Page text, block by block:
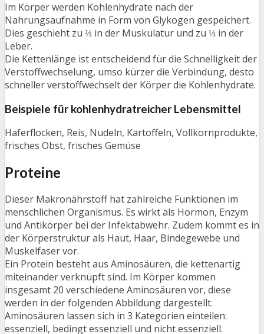
Im Körper werden Kohlenhydrate nach der
Nahrungsaufnahme in Form von Glykogen gespeichert.
Dies geschieht zu ⅔ in der Muskulatur und zu ⅓ in der
Leber.
Die Kettenlänge ist entscheidend für die Schnelligkeit der
Verstoffwechselung, umso kürzer die Verbindung, desto
schneller verstoffwechselt der Körper die Kohlenhydrate.
Beispiele für kohlenhydratreicher Lebensmittel
Haferflocken, Reis, Nudeln, Kartoffeln, Vollkornprodukte,
frisches Obst, frisches Gemüse
Proteine
Dieser Makronährstoff hat zahlreiche Funktionen im
menschlichen Organismus. Es wirkt als Hormon, Enzym
und Antikörper bei der Infektabwehr. Zudem kommt es in
der Körperstruktur als Haut, Haar, Bindegewebe und
Muskelfaser vor.
Ein Protein besteht aus Aminosäuren, die kettenartig
miteinander verknüpft sind. Im Körper kommen
insgesamt 20 verschiedene Aminosäuren vor, diese
werden in der folgenden Abbildung dargestellt.
Aminosäuren lassen sich in 3 Kategorien einteilen:
essenziell, bedingt essenziell und nicht essenziell.